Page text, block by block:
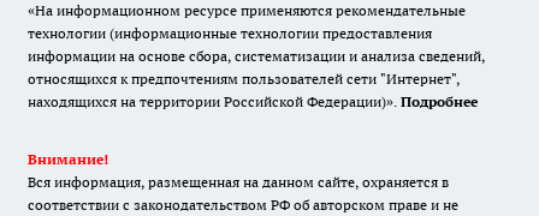
«На информационном ресурсе применяются рекомендательные
технологии (информационные технологии предоставления
информации на основе сбора, систематизации и анализа сведений,
относящихся к предпочтениям пользователей сети "Интернет",
находящихся на территории Российской Федерации)». Подробнее
Внимание!
Вся информация, размещенная на данном сайте, охраняется в
соответствии с законодательством РФ об авторском праве и не